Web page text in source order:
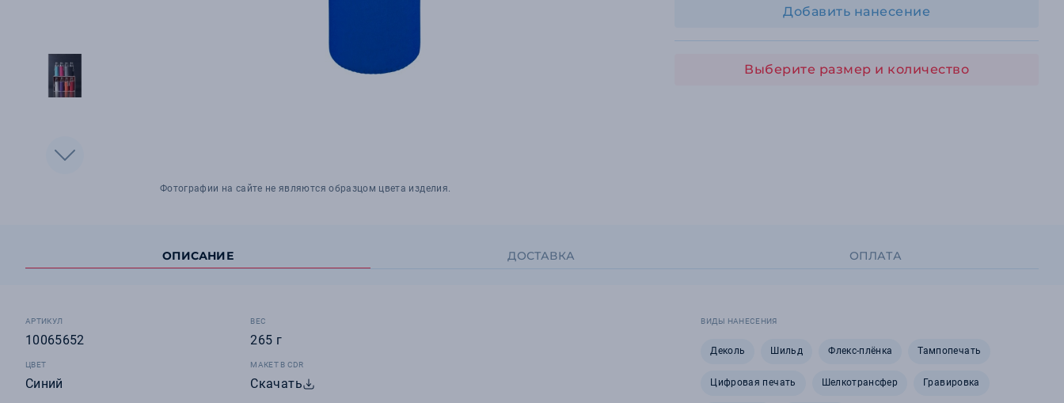
Фотографии на сайте не являются образцом цвета изделия.
Добавить нанесение
Выберите размер и количество
ОПИСАНИЕ ДОСТАВКА ОПЛАТА
АРТИКУЛ
10065652
ЦВЕТ
Синий
ВЕС
265 г
МАКЕТ В CDR
Скачать
ВИДЫ НАНЕСЕНИЯ
Деколь Шильд Флекс-плёнка Тампопечать
Цифровая печать Шелкотрансфер Гравировка